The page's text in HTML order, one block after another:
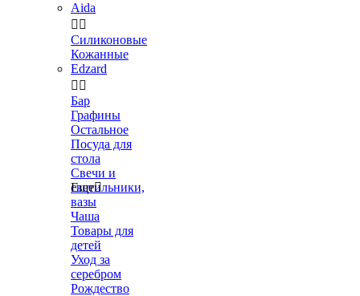
Aida
 
Силиконовые
Кожанные
Edzard
 
Бар
Графины
Остальное
Посуда для
стола
Свечи и
светильники,
вазы
Чаша
Товары для
детей
Уход за
серебром
Рождество
Еще